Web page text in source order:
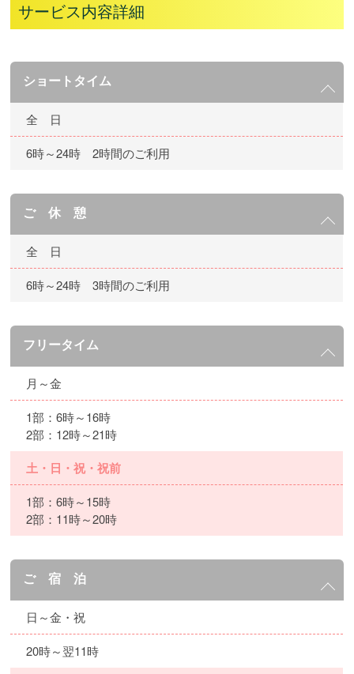
サービス内容詳細
ショートタイム
全 日
6時～24時 2時間のご利用
ご 休 憩
全 日
6時～24時 3時間のご利用
フリータイム
月～金
1部：6時～16時
2部：12時～21時
土・日・祝・祝前
1部：6時～15時
2部：11時～20時
ご 宿 泊
日～金・祝
20時～翌11時